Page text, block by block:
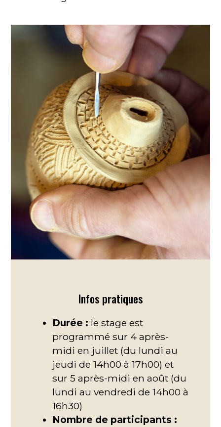
Infos pratiques
Durée : le stage est
programmé sur 4 après-
midi en juillet (du lundi au
jeudi de 14h00 à 17h00) et
sur 5 après-midi en août (du
lundi au vendredi de 14h00 à
16h30)
Nombre de participants :